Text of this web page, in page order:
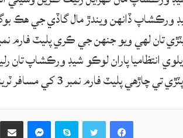
ڏانهن ويندڙ مال گاڏي جي هڪ
انتظاميا پاران لوڪو شيڊ ورڪشاپ تان
نمبر 3 کي مسافر ٽرينن جي اچ وڃ لاءِ بحال ڪيو ويو.
Facebook
Skype